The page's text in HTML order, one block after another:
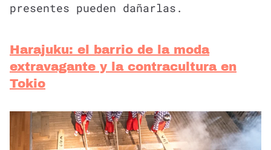
presentes pueden dañarlas.
Harajuku: el barrio de la moda
extravagante y la contracultura en
Tokio